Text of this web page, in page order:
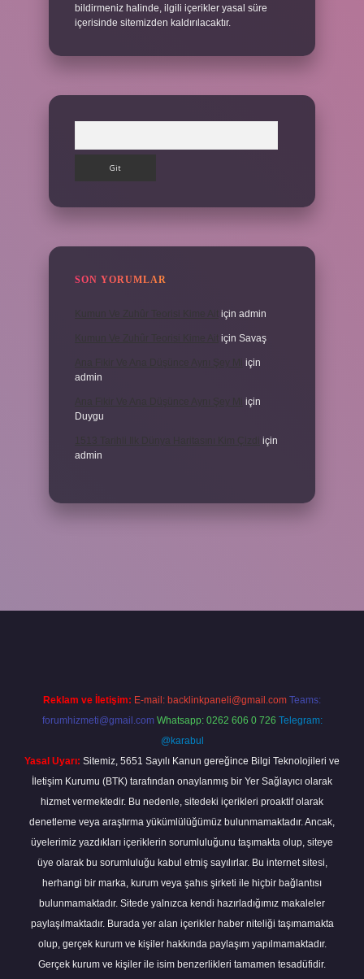
bildirmeniz halinde, ilgili içerikler yasal süre
içerisinde sitemizden kaldırılacaktır.
SON YORUMLAR
için admin
için Savaş
için
admin
için
Duygu
için
admin
Reklam ve İletişim: E-mail: backlinkpaneli@gmail.com Teams:
forumhizmeti@gmail.com Whatsapp: 0262 606 0 726 Telegram:
@karabul
Yasal Uyarı: Sitemiz, 5651 Sayılı Kanun gereğince Bilgi Teknolojileri ve
İletişim Kurumu (BTK) tarafından onaylanmış bir Yer Sağlayıcı olarak
hizmet vermektedir. Bu nedenle, sitedeki içerikleri proaktif olarak
denetleme veya araştırma yükümlülüğümüz bulunmamaktadır. Ancak,
üyelerimiz yazdıkları içeriklerin sorumluluğunu taşımakta olup, siteye
üye olarak bu sorumluluğu kabul etmiş sayılırlar. Bu internet sitesi,
herhangi bir marka, kurum veya şahıs şirketi ile hiçbir bağlantısı
bulunmamaktadır. Sitede yalnızca kendi hazırladığımız makaleler
paylaşılmaktadır. Burada yer alan içerikler haber niteliği taşımamakta
olup, gerçek kurum ve kişiler hakkında paylaşım yapılmamaktadır.
Gerçek kurum ve kişiler ile isim benzerlikleri tamamen tesadüfidir.